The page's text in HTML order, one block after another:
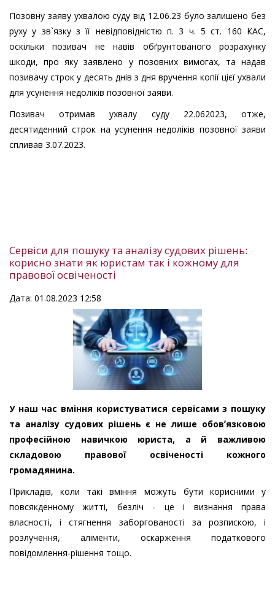
Позовну заяву ухвалою суду від 12.06.23 було залишено без
руху у зв`язку з її невідповідністю п. 3 ч. 5 ст. 160 КАС,
оскільки позивач не навів обґрунтованого розрахунку
шкоди, про яку заявлено у позовних вимогах, та надав
позивачу строк у десять днів з дня вручення копії цієї ухвали
для усунення недоліків позовної заяви.
Позивач отримав ухвалу суду 22.062023, отже,
десятиденний строк на усунення недоліків позовної заяви
спливав 3.07.2023.
Сервіси для пошуку та аналізу судових рішень:
корисно знати як юристам так і кожному для
правової освіченості
Дата: 01.08.2023 12:58
У наш час вміння користуватися сервісами з пошуку
та аналізу судових рішень є не лише обовʼязковою
професійною навичкою юриста, а й важливою
складовою правової освіченості кожного
громадянина.
Прикладів, коли такі вміння можуть бути корисними у
повсякденному житті, безліч - це і визнання права
власності, і стягнення заборгованості за розпискою, і
розлучення, аліменти, оскарження податкового
повідомлення-рішення тощо.